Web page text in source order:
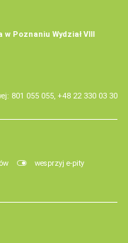
Poznaniu Wydział VIII
801 055 055, +48 22 330 03 30
wesprzyj e-pity